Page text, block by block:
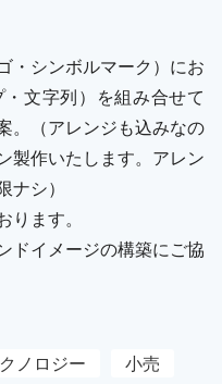
・シンボルマーク）にお
文字列）を組み合せて
。（アレンジも込みなの
製作いたします。アレン
シ）
ます。
ドイメージの構築にご協
ノロジー
小売